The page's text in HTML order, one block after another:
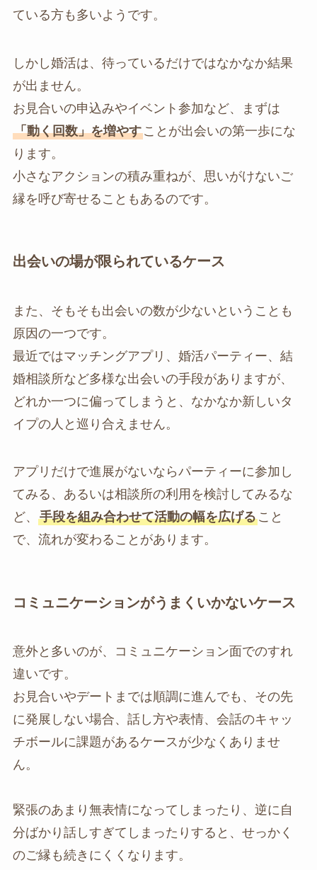
ている方も多いようです。
しかし婚活は、待っているだけではなかなか結果
が出ません。
お見合いの申込みやイベント参加など、まずは
「動く回数」を増やすことが出会いの第一歩にな
ります。
小さなアクションの積み重ねが、思いがけないご
縁を呼び寄せることもあるのです。
出会いの場が限られているケース
また、そもそも出会いの数が少ないということも
原因の一つです。
最近ではマッチングアプリ、婚活パーティー、結
婚相談所など多様な出会いの手段がありますが、
どれか一つに偏ってしまうと、なかなか新しいタ
イプの人と巡り合えません。
アプリだけで進展がないならパーティーに参加し
てみる、あるいは相談所の利用を検討してみるな
ど、 手段を組み合わせて活動の幅を広げること
で、流れが変わることがあります。
コミュニケーションがうまくいかないケース
意外と多いのが、コミュニケーション面でのすれ
違いです。
お見合いやデートまでは順調に進んでも、その先
に発展しない場合、話し方や表情、会話のキャッ
チボールに課題があるケースが少なくありませ
ん。
緊張のあまり無表情になってしまったり、逆に自
分ばかり話しすぎてしまったりすると、せっかく
のご縁も続きにくくなります。